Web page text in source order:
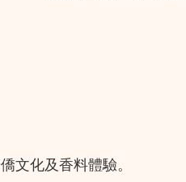
文化及香料體驗。